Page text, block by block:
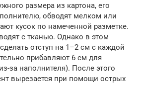
размера из картона, его
обводят мелком или
кусок по намеченной разметке.
с тканью. Однако в этом
отступ на 1–2 см с каждой
прибавляют 6 см для
за наполнителя). После этого
вырезается при помощи острых